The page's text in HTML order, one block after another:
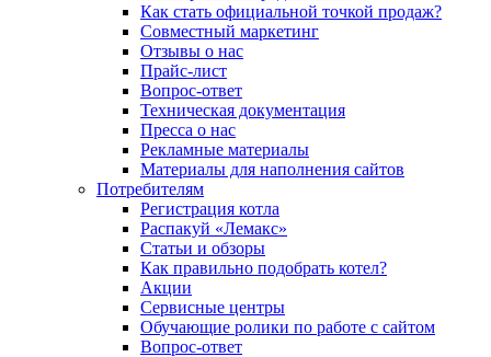
Как стать официальной точкой продаж?
Совместный маркетинг
Отзывы о нас
Прайс-лист
Вопрос-ответ
Техническая документация
Пресса о нас
Рекламные материалы
Материалы для наполнения сайтов
Потребителям
Регистрация котла
Распакуй «Лемакс»
Статьи и обзоры
Как правильно подобрать котел?
Акции
Сервисные центры
Обучающие ролики по работе с сайтом
Вопрос-ответ